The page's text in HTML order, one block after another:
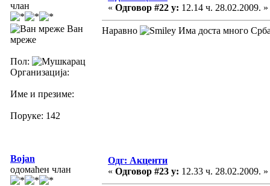
члан
Ван
мреже
Пол:
Организација:
Име и презиме:
Поруке: 142
« Одговор #22 у: 12.14 ч. 28.02.2009. »
Наравно Има доста много
Bojan
одомаћен члан
Одг: Акценти
« Одговор #23 у: 12.33 ч. 28.02.2009. »